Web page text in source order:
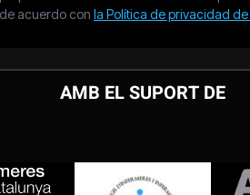
AMB EL SUPORT DE